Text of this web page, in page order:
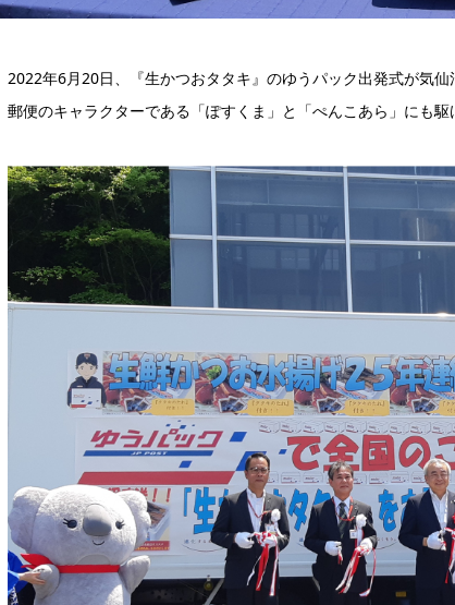
2022年6月20日、『生かつおタタキ』のゆうパック出発式が気
郵便のキャラクターである「ぽすくま」と「ぺんこあら」にも駆